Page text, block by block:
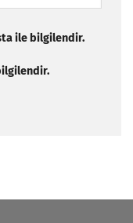
ile bilgilendir.